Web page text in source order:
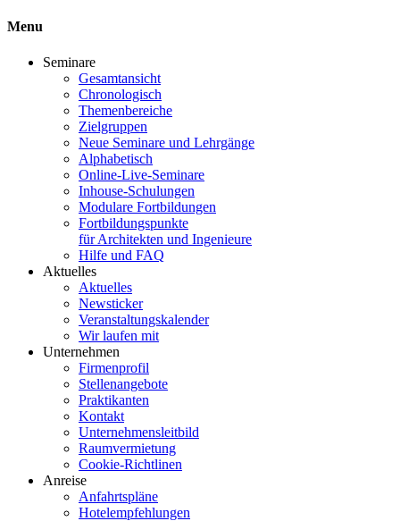
Menu
Seminare
Gesamtansicht
Chronologisch
Themenbereiche
Zielgruppen
Neue Seminare und Lehrgänge
Alphabetisch
Online-Live-Seminare
Inhouse-Schulungen
Modulare Fortbildungen
Fortbildungspunkte
für Architekten und Ingenieure
Hilfe und FAQ
Aktuelles
Aktuelles
Newsticker
Veranstaltungskalender
Wir laufen mit
Unternehmen
Firmenprofil
Stellenangebote
Praktikanten
Kontakt
Unternehmensleitbild
Raumvermietung
Cookie-Richtlinen
Anreise
Anfahrtspläne
Hotelempfehlungen